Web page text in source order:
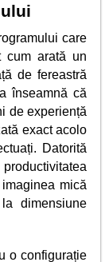
care
cum arată un
de fereastră
înseamnă că
de experiență
exact acolo
Datorită
mică
dimensiune
o configurație